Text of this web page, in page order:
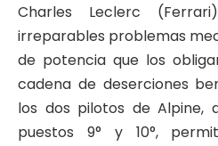
Charles Leclerc
irreparables problemas
de potencia que los
cadena de deserciones
los dos pilotos de Alpine,
puestos 9° y 10°,